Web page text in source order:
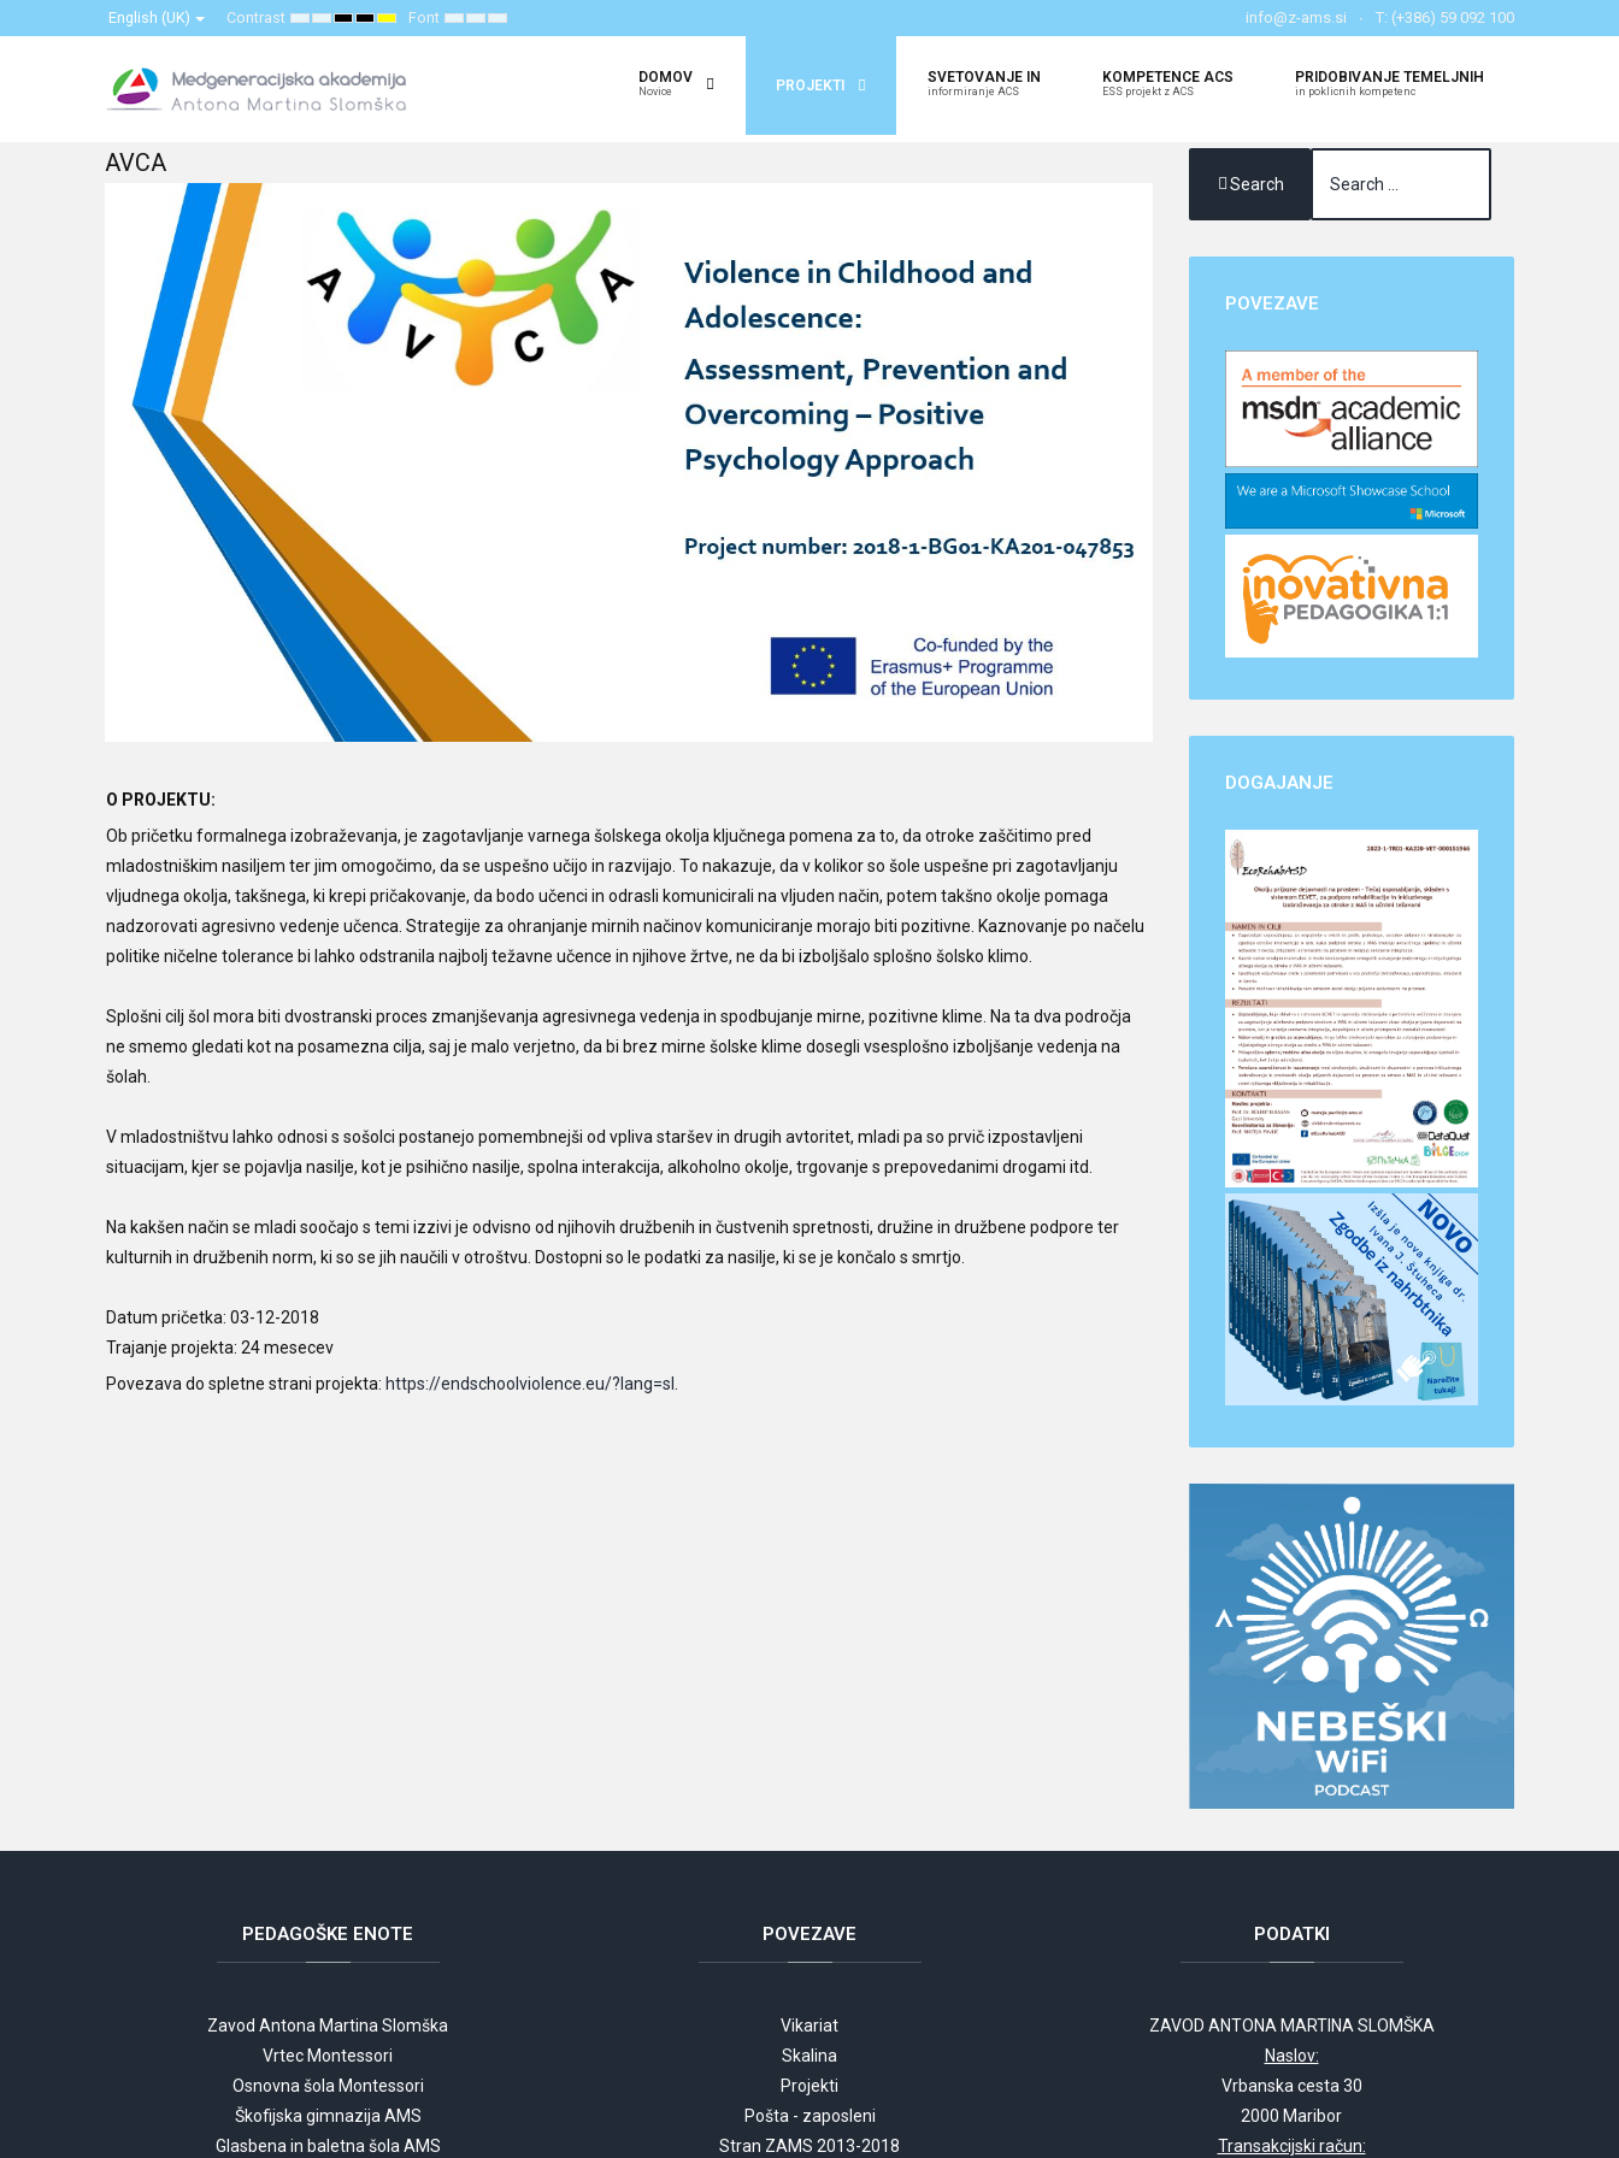
English (UK) Contrast
Default
mode
Night
mode
High
Contrast
mode
High
Contrast
mode
High
Contrast
mode
Font
Set
Smaller
Set
Default
Set
Larger
info@z-ams.si T: (+386) 59 092 100
DOMOV
Novice PROJEKTI SVETOVANJE IN
informiranje ACS
KOMPETENCE ACS
ESS projekt z ACS
PRIDOBIVANJE TEMELJNIH
in poklicnih kompetenc
AVCA
O PROJEKTU:
Ob pričetku formalnega izobraževanja, je zagotavljanje varnega šolskega okolja ključnega pomena za to, da otroke zaščitimo pred
mladostniškim nasiljem ter jim omogočimo, da se uspešno učijo in razvijajo. To nakazuje, da v kolikor so šole uspešne pri zagotavljanju
vljudnega okolja, takšnega, ki krepi pričakovanje, da bodo učenci in odrasli komunicirali na vljuden način, potem takšno okolje pomaga
nadzorovati agresivno vedenje učenca. Strategije za ohranjanje mirnih načinov komuniciranje morajo biti pozitivne. Kaznovanje po načelu
politike ničelne tolerance bi lahko odstranila najbolj težavne učence in njihove žrtve, ne da bi izboljšalo splošno šolsko klimo.
Splošni cilj šol mora biti dvostranski proces zmanjševanja agresivnega vedenja in spodbujanje mirne, pozitivne klime. Na ta dva področja
ne smemo gledati kot na posamezna cilja, saj je malo verjetno, da bi brez mirne šolske klime dosegli vsesplošno izboljšanje vedenja na
šolah.
V mladostništvu lahko odnosi s sošolci postanejo pomembnejši od vpliva staršev in drugih avtoritet, mladi pa so prvič izpostavljeni
situacijam, kjer se pojavlja nasilje, kot je psihično nasilje, spolna interakcija, alkoholno okolje, trgovanje s prepovedanimi drogami itd.
Na kakšen način se mladi soočajo s temi izzivi je odvisno od njihovih družbenih in čustvenih spretnosti, družine in družbene podpore ter
kulturnih in družbenih norm, ki so se jih naučili v otroštvu. Dostopni so le podatki za nasilje, ki se je končalo s smrtjo.
Datum pričetka: 03-12-2018
Trajanje projekta: 24 mesecev
Povezava do spletne strani projekta: https://endschoolviolence.eu/?lang=sl
Search
POVEZAVE
DOGAJANJE
PEDAGOŠKE ENOTE
Zavod Antona Martina Slomška
Vrtec Montessori
Osnovna šola Montessori
Škofijska gimnazija AMS
Glasbena in baletna šola AMS
POVEZAVE
Vikariat
Skalina
Projekti
Pošta - zaposleni
Stran ZAMS 2013-2018
PODATKI
ZAVOD ANTONA MARTINA SLOMŠKA
Naslov:
Vrbanska cesta 30
2000 Maribor
Transakcijski račun: